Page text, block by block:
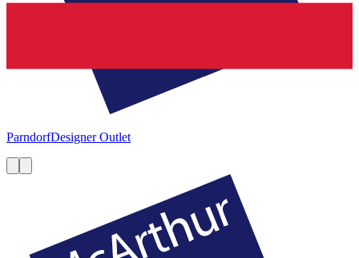
ParndorfDesigner Outlet